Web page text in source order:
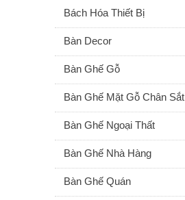
Bách Hóa Thiết Bị
Bàn Decor
Bàn Ghế Gỗ
Bàn Ghế Mặt Gỗ Chân Sắt
Bàn Ghế Ngoại Thất
Bàn Ghế Nhà Hàng
Bàn Ghế Quán